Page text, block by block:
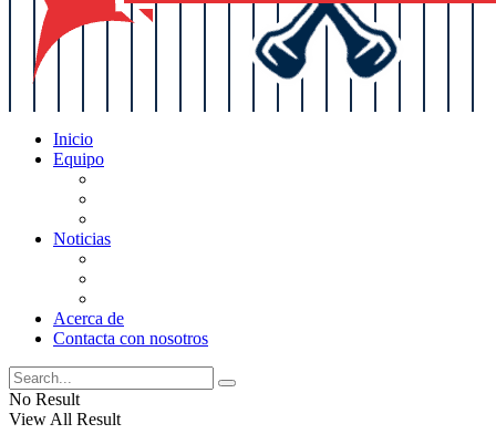
Inicio
Equipo
Noticias
Acerca de
Contacta con nosotros
No Result
View All Result